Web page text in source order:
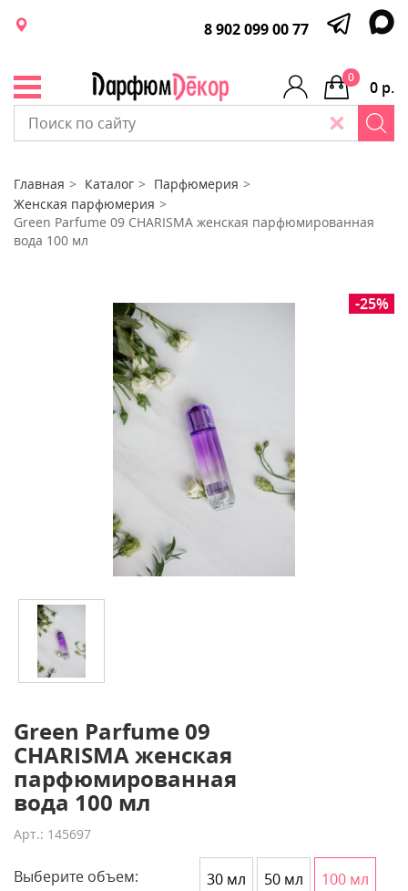
8 902 099 00 77
0 р.
0
Главная Каталог
Парфюмерия
Женская парфюмерия
Green Parfume 09 CHARISMA женская парфюмированная
вода 100 мл
-25%
Green Parfume 09
CHARISMA женская
парфюмированная
вода 100 мл
Арт.: 145697
Выберите объем: 30 мл 50 мл 100 мл